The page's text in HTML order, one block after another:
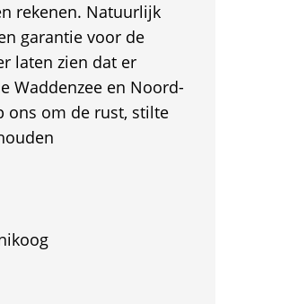
rekenen. Natuurlijk
garantie voor de
laten zien dat er
Waddenzee en Noord-
ons om de rust, stilte